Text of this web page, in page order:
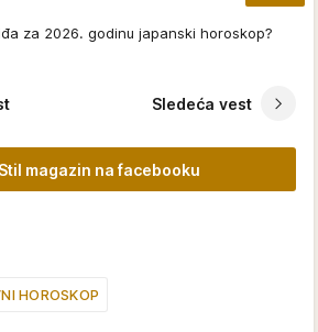
za 2026. godinu japanski horoskop?
Sledeća vest
magazin na facebooku
HOROSKOP